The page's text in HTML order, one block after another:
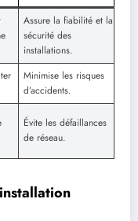
Assure la fiabilité et la
sécurité des
installations.
Minimise les risques
d’accidents.
Évite les défaillances
de réseau.